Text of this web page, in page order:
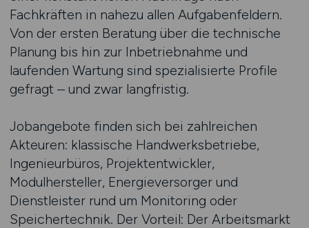
Fachkräften in nahezu allen Aufgabenfeldern.
Von der ersten Beratung über die technische
Planung bis hin zur Inbetriebnahme und
laufenden Wartung sind spezialisierte Profile
gefragt – und zwar langfristig.
Jobangebote finden sich bei zahlreichen
Akteuren: klassische Handwerksbetriebe,
Ingenieurbüros, Projektentwickler,
Modulhersteller, Energieversorger und
Dienstleister rund um Monitoring oder
Speichertechnik. Der Vorteil: Der Arbeitsmarkt